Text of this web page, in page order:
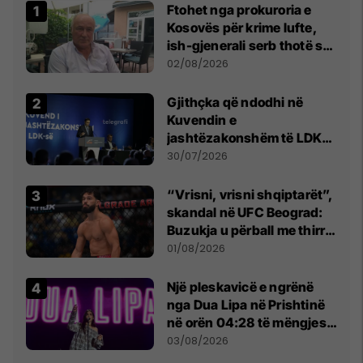
Ftohet nga prokuroria e
Kosovës për krime lufte,
ish-gjenerali serb thotë se
dikush e tradhtoi në
02/08/2026
Gjithçka që ndodhi në
Kuvendin e
jashtëzakonshëm të LDK-
së
30/07/2026
“Vrisni, vrisni shqiptarët”,
skandal në UFC Beograd:
Buzukja u përball me thirrje
anti-shqiptare nga
01/08/2026
Një pleskavicë e ngrënë
nga Dua Lipa në Prishtinë
në orën 04:28 të mëngjesit
- dhe bota digjitale serbe
03/08/2026